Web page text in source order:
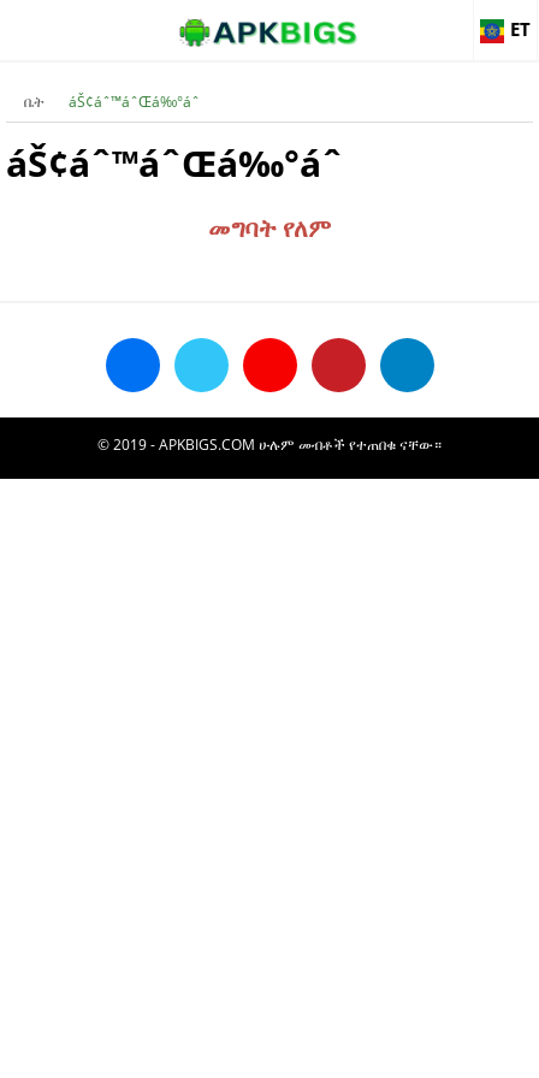
ET
ቤት áŠ¢áˆ™áˆŒá‰°áˆ­
áŠ¢áˆ™áˆŒá‰°áˆ­
መግባት የለም
© 2019 - APKBIGS.COM ሁሉም መብቶች የተጠበቁ ናቸው።